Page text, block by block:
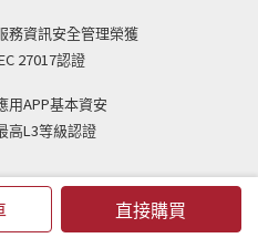
直接購買
務資訊安全管理榮獲
27017認證
用APP基本資安
高L3等級認證